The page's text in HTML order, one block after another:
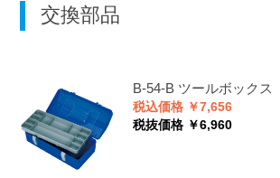
交換部品
B-54-B ツールボックス
税込価格 ￥7,656
税抜価格 ￥6,960